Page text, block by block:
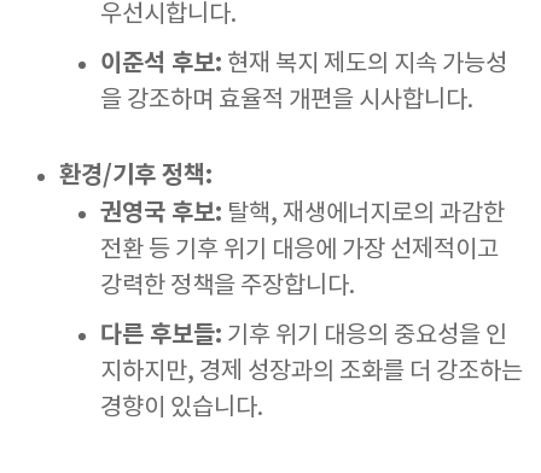
우선시합니다.
이준석 후보: 현재 복지 제도의 지속 가능성
을 강조하며 효율적 개편을 시사합니다.
환경/기후 정책:
권영국 후보: 탈핵, 재생에너지로의 과감한
전환 등 기후 위기 대응에 가장 선제적이고
강력한 정책을 주장합니다.
다른 후보들: 기후 위기 대응의 중요성을 인
지하지만, 경제 성장과의 조화를 더 강조하는
경향이 있습니다.